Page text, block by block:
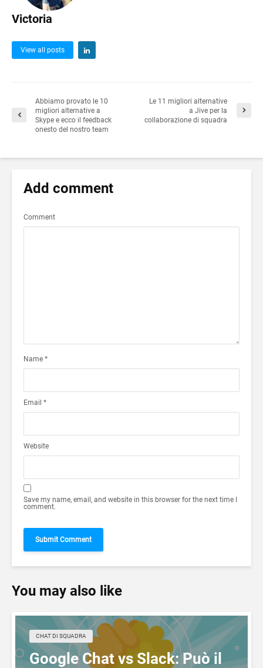
Victoria
View all posts
Abbiamo provato le 10
migliori alternative a
Skype e ecco il feedback
onesto del nostro team
Le 11 migliori alternative
a Jive per la
collaborazione di squadra
Add comment
Comment
Name *
Email *
Website
Save my name, email, and website in this browser for the next time I
comment.
You may also like
CHAT DI SQUADRA
Google Chat vs Slack: Può il